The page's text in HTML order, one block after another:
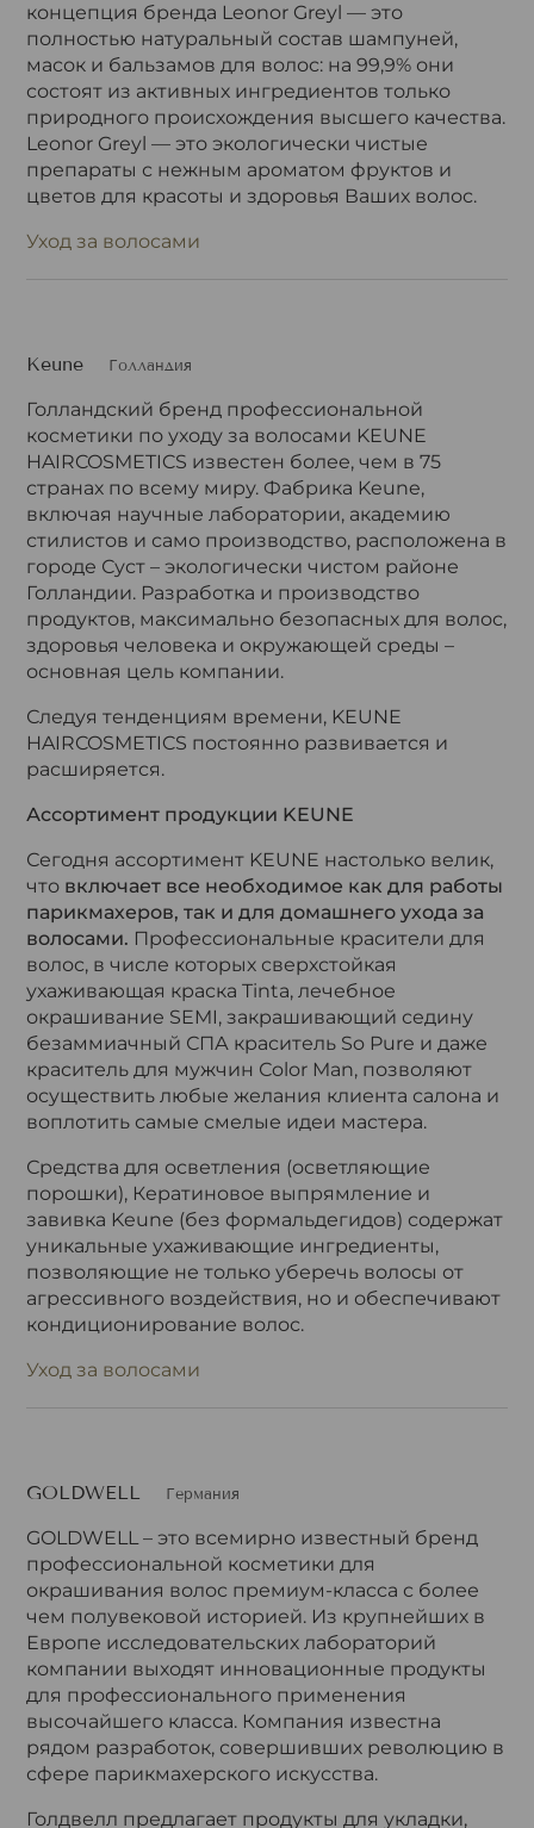
концепция бренда Leonor Greyl — это
полностью натуральный состав шампуней,
масок и бальзамов для волос: на 99,9% они
состоят из активных ингредиентов только
природного происхождения высшего качества.
Leonor Greyl — это экологически чистые
препараты с нежным ароматом фруктов и
цветов для красоты и здоровья Ваших волос.
Уход за волосами
Keune Голландия
Голландский бренд профессиональной
косметики по уходу за волосами KEUNE
HAIRCOSMETICS известен более, чем в 75
странах по всему миру. Фабрика Keune,
включая научные лаборатории, академию
стилистов и само производство, расположена в
городе Суст – экологически чистом районе
Голландии. Разработка и производство
продуктов, максимально безопасных для волос,
здоровья человека и окружающей среды –
основная цель компании.
Следуя тенденциям времени, KEUNE
HAIRCOSMETICS постоянно развивается и
расширяется.
Ассортимент продукции KEUNE
Сегодня ассортимент KEUNE настолько велик,
что включает все необходимое как для работы
парикмахеров, так и для домашнего ухода за
волосами. Профессиональные красители для
волос, в числе которых сверхстойкая
ухаживающая краска Tinta, лечебное
окрашивание SEMI, закрашивающий седину
безаммиачный СПА краситель So Pure и даже
краситель для мужчин Сolor Man, позволяют
осуществить любые желания клиента салона и
воплотить самые смелые идеи мастера.
Средства для осветления (осветляющие
порошки), Кератиновое выпрямление и
завивка Keune (без формальдегидов) содержат
уникальные ухаживающие ингредиенты,
позволяющие не только уберечь волосы от
агрессивного воздействия, но и обеспечивают
кондиционирование волос.
Уход за волосами
GOLDWELL Германия
GOLDWELL – это всемирно известный бренд
профессиональной косметики для
окрашивания волос премиум-класса с более
чем полувековой историей. Из крупнейших в
Европе исследовательских лабораторий
компании выходят инновационные продукты
для профессионального применения
высочайшего класса. Компания известна
рядом разработок, совершивших революцию в
сфере парикмахерского искусства.
Голдвелл предлагает продукты для укладки,